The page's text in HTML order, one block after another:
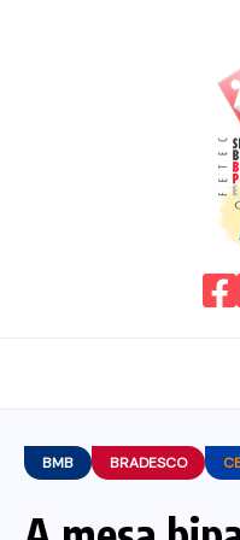
Home
O Sindicato
BMB BRADESCO